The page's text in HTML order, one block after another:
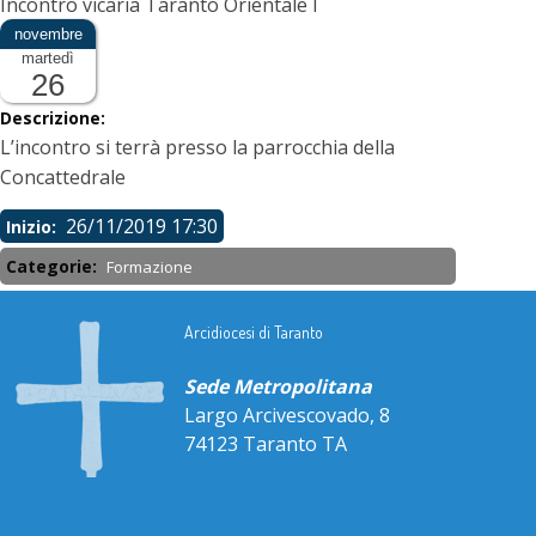
martedì
26
Descrizione:
L’incontro si terrà presso la parrocchia della
Concattedrale
Inizio: 26/11/2019 17:30
Categorie: Formazione
Arcidiocesi di Taranto
Sede Metropolitana
Largo Arcivescovado, 8
74123 Taranto TA